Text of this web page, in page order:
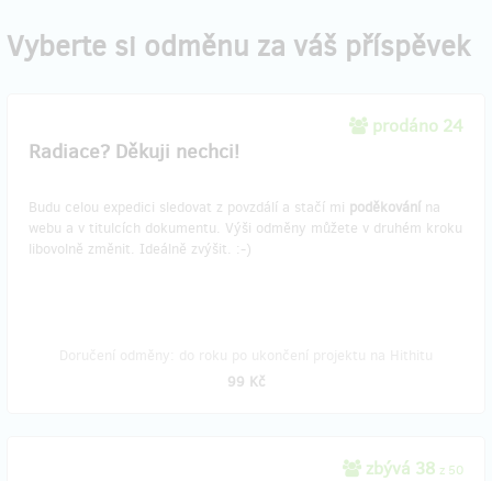
Vyberte si odměnu za váš příspěvek
prodáno 24
Radiace? Děkuji nechci!
Budu celou expedici sledovat z povzdálí a stačí mi poděkování na
webu a v titulcích dokumentu. Výši odměny můžete v druhém kroku
libovolně změnit. Ideálně zvýšit. :-)
99 Kč
zbývá 38 z 50